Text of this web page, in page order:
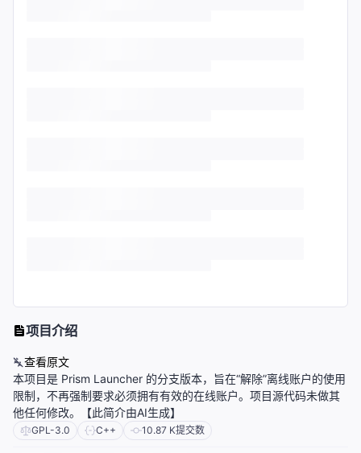
项目介绍
查看原文
本项目是 Prism Launcher 的分支版本，旨在“解除”离线账户的使用
限制，不再强制要求必须拥有有效的在线账户。项目源代码未做其
他任何修改。【此简介由AI生成】
GPL-3.0 C++ 10.87 K提交数